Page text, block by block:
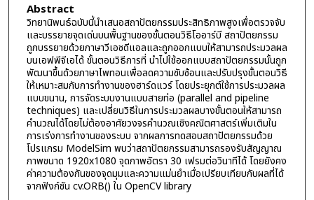
Abstract
วิทยานิพนธ์ฉบับนี้นำเสนอสถาปัตยกรรมประสิทธิภาพสูงเพื่อตรวจจับ
และบรรยายจุดเด่นบนพื้นฐานของขั้นตอนวิธีโออาร์บี สถาปัตยกรรม
ถูกบรรยายด้วยภาษาวีเอชดีแอลและถูกออกแบบให้สามารถประมวลผล
บนเอฟพีจีเอได้ ขั้นตอนวิธีการที่ นำไปใช้ออกแบบสถาปัตยกรรมนั้นถูก
พัฒนาขึ้นด้วยภาษาไพทอนเพื่อลดความซับซ้อนและปรับปรุงขั้นตอนวิธี
ให้เหมาะสมกับการทำงานของฮาร์ดแวร์ โดยประยุกต์ใช้การประมวลผล
แบบขนาน, การจัดระบบงานแบบสายท่อ (parallel and pipeline
techniques) และเปลี่ยนวิธีในการประมวลผลบางขั้นตอนให้สามารถ
คำนวณได้โดยไม่ต้องอาศัยวงจรคำนวณเชิงคณิตศาสตร์เพิ่มเติมใน
การเร่งการทำงานของระบบ จากผลการทดสอบสถาปัตยกรรมด้วย
โปรแกรม ModelSim พบว่าสถาปัตยกรรมสามารถรองรับสัญญาณ
ภาพขนาด 1920x1080 จุดภาพอัตรา 30 เฟรมต่อวินาทีได้ โดยยังคง
ค่าความต้องกันของจุดมุมและความแม่นยำเมื่อเปรียบเทียบกับผลที่ได้
จากฟังก์ชัน cv.ORB() ใน OpenCV library